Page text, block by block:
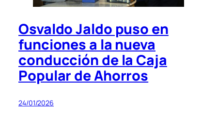
Osvaldo Jaldo puso en
funciones a la nueva
conducción de la Caja
Popular de Ahorros
24/01/2026